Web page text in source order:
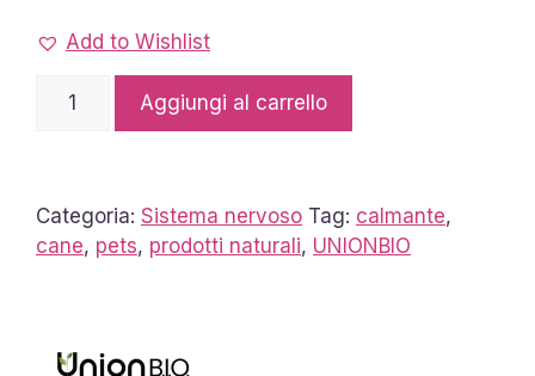
Add to Wishlist
Tranquillo
Aggiungi al carrello
Categoria: Sistema nervoso Tag: calmante,
cane, pets, prodotti naturali, UNIONBIO